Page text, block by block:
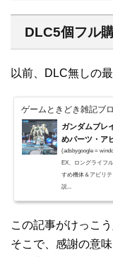
DLC5個フル
以前、DLC無しの
ゲームときどき雑記ブ
ガンダムブレ
めパーツ・ア
(adsbygoogle =
EX、ロングライフ
すめ機体＆アビリ
説...
この記事がけっこう
そこで、感謝の意